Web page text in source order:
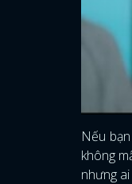
Nếu
không
nhưng